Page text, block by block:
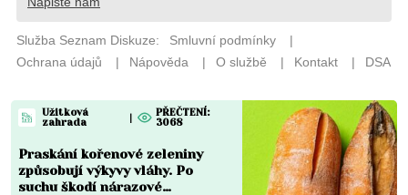
Užitková
zahrada
|
PŘEČTENÍ:
3068
Praskání kořenové zeleniny
způsobují výkyvy vláhy. Po
suchu škodí nárazové